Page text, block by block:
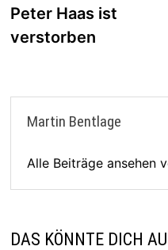
Peter Haas ist
verstorben
Martin Bentlage
Alle Beiträge ansehen
DAS KÖNNTE DICH